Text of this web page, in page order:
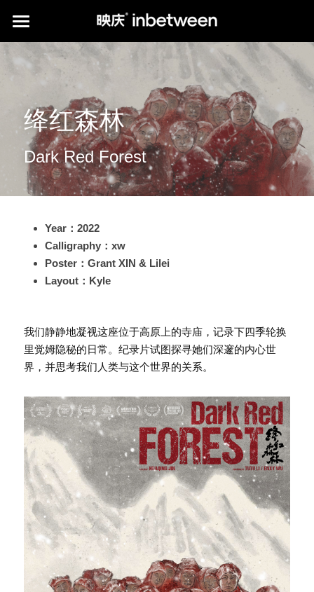
HOME
CLIENTS
*PUBLICATION
print publications
*KIAROSTAMI'S PHOTOGRAPHY
ABOUT us
中文介绍
Instagram
绛红森林
Dark Red Forest
Year：2022
Calligraphy：xw
Poster：Grant XIN & Lilei
Layout：Kyle
我们静静地凝视这座位于高原上的寺庙，记录下四季轮换
里觉姆隐秘的日常。纪录片试图探寻她们深邃的内心世
界，并思考我们人类与这个世界的关系。